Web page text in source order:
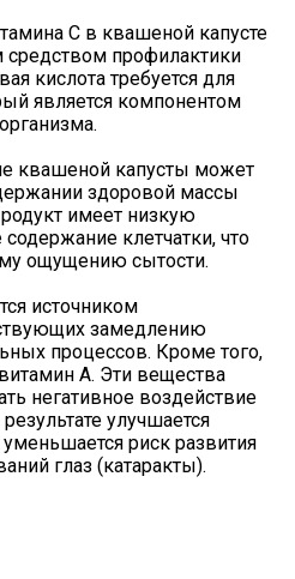
С в квашеной капусте
профилактики
кислота требуется для
является компонентом
квашеной капусты может
здоровой массы
имеет низкую
клетчатки, что
ощущению сытости.
источником
замедлению
процессов. Кроме того,
А. Эти вещества
негативное воздействие
улучшается
риск развития
глаз (катаракты).